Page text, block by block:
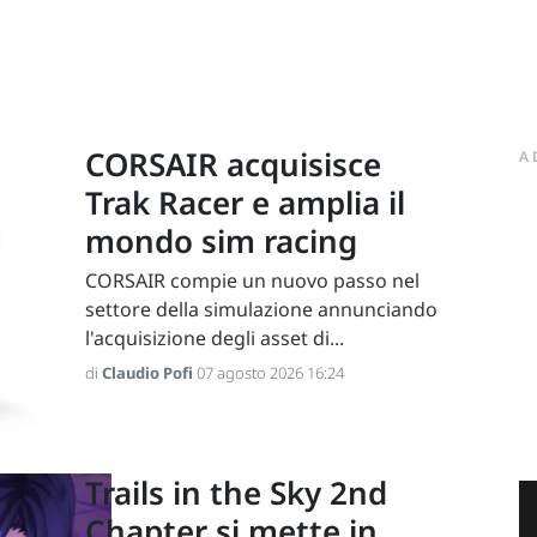
CORSAIR acquisisce
Trak Racer e amplia il
mondo sim racing
CORSAIR compie un nuovo passo nel
settore della simulazione annunciando
l'acquisizione degli asset di...
di Claudio Pofi 07 agosto 2026 16:24
Trails in the Sky 2nd